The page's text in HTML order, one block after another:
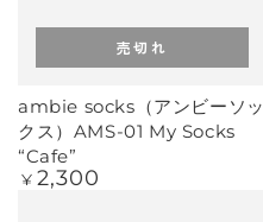
ambie socks（アンビーソッ
クス）AMS-01 My Socks
“Cafe”
定
¥ 2,300
売切れ